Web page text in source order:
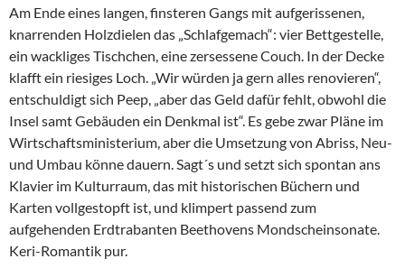
Am Ende eines langen, finsteren Gangs mit aufgerissenen,
knarrenden Holzdielen das „Schlafgemach“: vier Bettgestelle,
ein wackliges Tischchen, eine zersessene Couch. In der Decke
klafft ein riesiges Loch. „Wir würden ja gern alles renovieren“,
entschuldigt sich Peep, „aber das Geld dafür fehlt, obwohl die
Insel samt Gebäuden ein Denkmal ist“. Es gebe zwar Pläne im
Wirtschaftsministerium, aber die Umsetzung von Abriss, Neu-
und Umbau könne dauern. Sagt´s und setzt sich spontan ans
Klavier im Kulturraum, das mit historischen Büchern und
Karten vollgestopft ist, und klimpert passend zum
aufgehenden Erdtrabanten Beethovens Mondscheinsonate.
Keri-Romantik pur.